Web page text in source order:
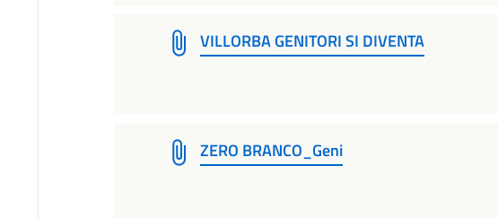
VILLORBA GENITORI SI DIVENTA
ZERO BRANCO_Geni